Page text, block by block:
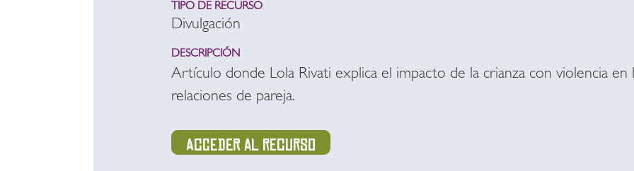
TIPO DE RECURSO
Divulgación
DESCRIPCIÓN
Artículo donde Lola Rivati explica el impacto de la crianza con violencia en
relaciones de pareja.
Acceder al recurso